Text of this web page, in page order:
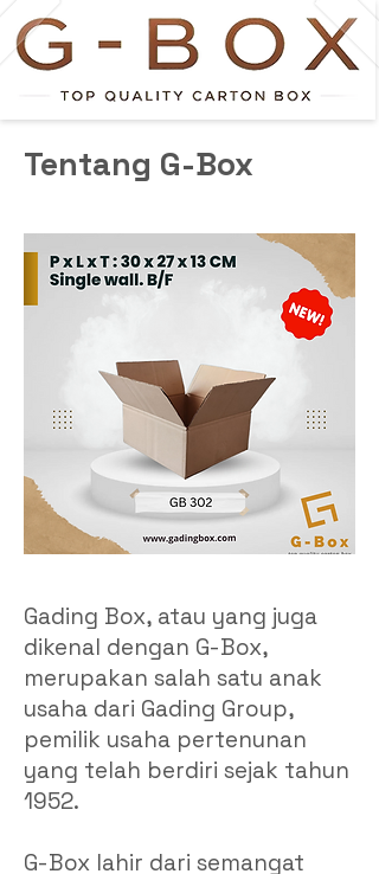
Tentang G-Box
Gading Box, atau yang juga
dikenal dengan G-Box,
merupakan salah satu anak
usaha dari Gading Group,
pemilik usaha pertenunan
yang telah berdiri sejak tahun
1952.
G-Box lahir dari semangat